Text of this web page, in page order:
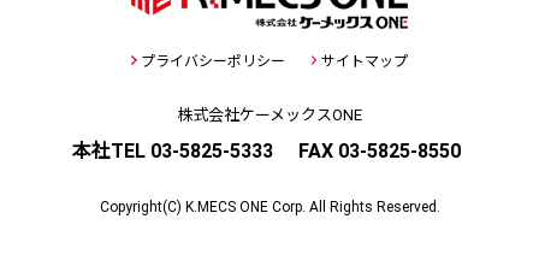
プライバシーポリシー サイトマップ
株式会社ケーメックスONE
本社TEL 03-5825-5333 FAX 03-5825-8550
Copyright(C) K.MECS ONE Corp. All Rights Reserved.